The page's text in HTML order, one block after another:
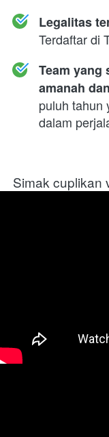
Legalitas
Terdaftar di
Team yang
amanah
puluh tahun
dalam
Simak cuplikan